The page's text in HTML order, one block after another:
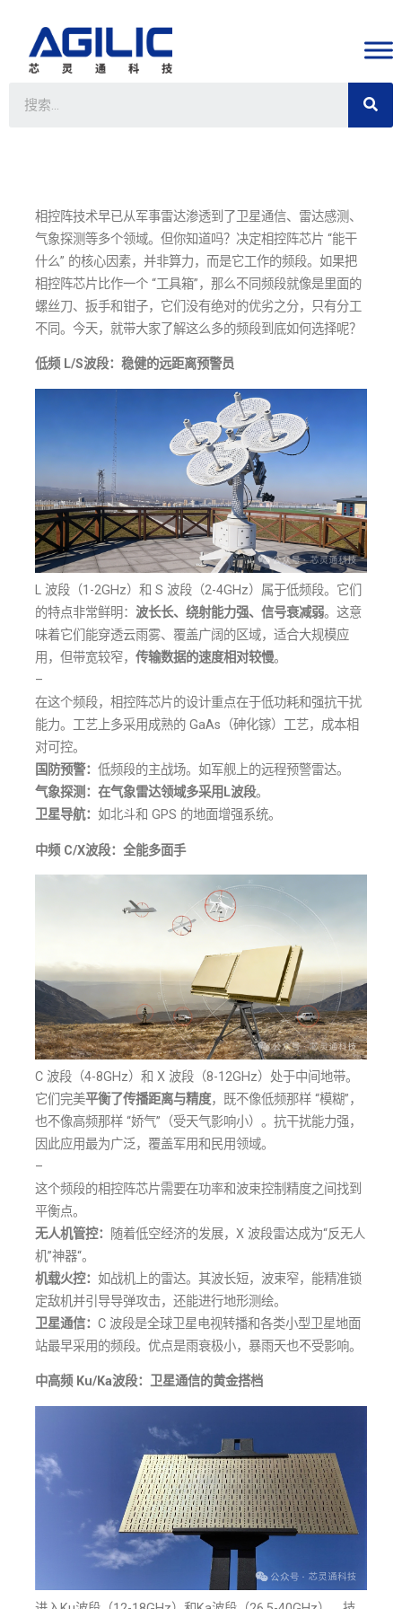
相控阵技术早已从军事雷达渗透到了卫星通信、雷达感测、
气象探测等多个领域。但你知道吗？决定相控阵芯片 “能干
什么” 的核心因素，并非算力，而是它工作的频段。如果把
相控阵芯片比作一个 “工具箱”，那么不同频段就像是里面的
螺丝刀、扳手和钳子，它们没有绝对的优劣之分，只有分工
不同。今天，就带大家了解这么多的频段到底如何选择呢？
低频 L/S波段：稳健的远距离预警员
L 波段（1-2GHz）和 S 波段（2-4GHz）属于低频段。它们
的特点非常鲜明： 波长长、绕射能力强、信号衰减弱。这意
味着它们能穿透云雨雾、覆盖广阔的区域，适合大规模应
用，但带宽较窄， 传输数据的速度相对较慢。
–
在这个频段，相控阵芯片的设计重点在于低功耗和强抗干扰
能力。工艺上多采用成熟的 GaAs（砷化镓）工艺，成本相
对可控。
国防预警： 低频段的主战场。如军舰上的远程预警雷达。
气象探测：在气象雷达领域多采用L波段。
卫星导航： 如北斗和 GPS 的地面增强系统。
中频 C/X波段：全能多面手
C 波段（4-8GHz）和 X 波段（8-12GHz）处于中间地带。
它们完美平衡了传播距离与精度，既不像低频那样 “模糊”，
也不像高频那样 “娇气”（受天气影响小）。抗干扰能力强，
因此应用最为广泛，覆盖军用和民用领域。
–
这个频段的相控阵芯片需要在功率和波束控制精度之间找到
平衡点。
无人机管控：
随着低空经济的发展，X 波段雷达成为“反无人
机”神器“。
机载火控： 如战机上的雷达。其波长短，波束窄，能精准锁
定敌机并引导导弹攻击，还能进行地形测绘。
卫星通信： C 波段是全球卫星电视转播和各类小型卫星地面
站最早采用的频段。优点是雨衰极小，暴雨天也不受影响。
中高频 Ku/Ka波段：卫星通信的黄金搭档